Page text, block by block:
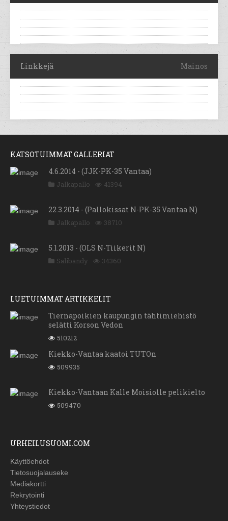
Linkkejä Mainos
KATSOTUIMMAT GALLERIAT
4.6.2014 - (JJK-PK-35 Vantaa)
Jalkapallo 41394
22.3.2014 - (Pallokissat N-PK-35 Vantaa N)
Jalkapallo 38710
5.1.2013 - (OLS N-Tiikerit N)
Salibandy 34360
LUETUIMMAT ARTIKKELIT
Tiernapoikien kaupungin tähtimiehistö
selätti Korson Vedon
510212
Kiekko-Vantaa kaatoi TUTOn
509935
Kiekko-Vantaan Kalle Moisiolle pelikielto
509470
URHEILUSUOMI.COM
Käyttöehdot
Tietosuojalauseke
Mediakortti
Rekrytointi
Yhteystiedot